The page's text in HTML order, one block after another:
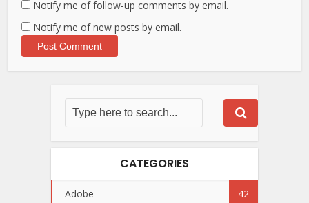
Notify me of follow-up comments by email.
Notify me of new posts by email.
CATEGORIES
Adobe 42